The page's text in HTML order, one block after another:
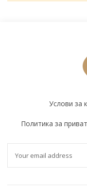
Услови за
Политика за